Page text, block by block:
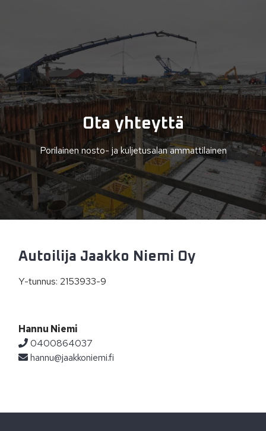
Ota yhteyttä
Porilainen nosto- ja kuljetusalan ammattilainen
Autoilija Jaakko Niemi Oy
Y-tunnus: 2153933-9
Hannu Niemi
0400864037
hannu@jaakkoniemi.fi